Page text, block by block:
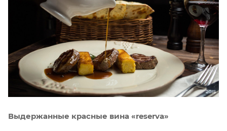
Выдержанные красные вина «reserva»